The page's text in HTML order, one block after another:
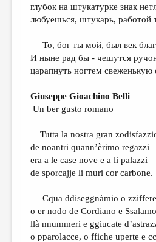
КОНКУРСЫ
КНИЖНАЯ ПОЛКА
ОБЗОР ЛИТЕРАТУРЫ
СТРАНИЦЫ ПАМЯТИ
ОБЪЯВЛЕНИЯ
РЕДКОЛЛЕГИЯ
ОТ РЕДАКЦИИ
МАЛАЯ ПРОЗА
ЭССЕИСТИКА
глубок на штукатурке знак
любуешься, штукарь, работой
То, бог ты мой, был век
И ныне рад бы - чешутся
царапнуть ногтем свеженькую
Giuseppe Gioachino Belli
Un ber gusto romano
Tutta la nostra gran
de noantri quann’èrimo regazzi
era a le case nove e a li palazzi
de sporcajje li muri cor carbone.
Cqua ddiseggnàmio o
o er nodo de Cordiano e
llà nnummeri e ggiucate
o pparolacce, o ffiche uperte e